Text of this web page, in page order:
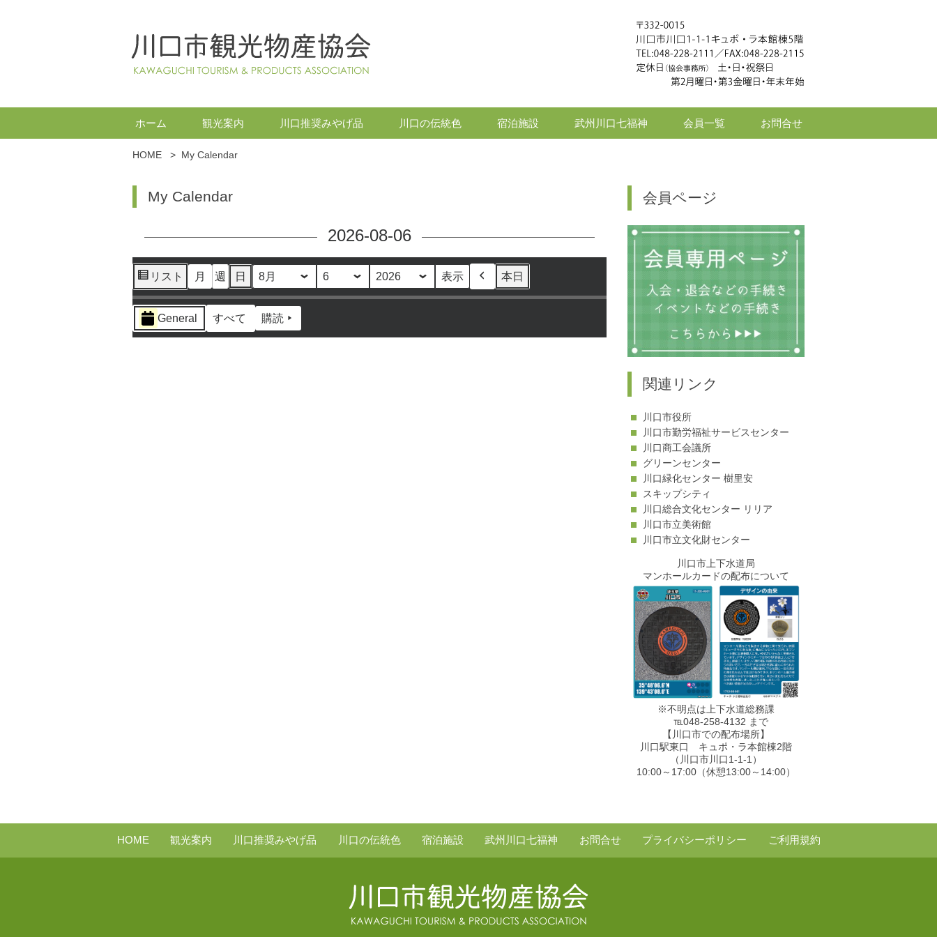
ホーム 観光案内 川口推奨みやげ品 川口の伝統色 宿泊施設 武州川口七福神 会員一覧 お問合せ
HOME > My Calendar
My Calendar
2026-08-06
リスト
示
月 週 日
月
日
年
へ
本日
イ
ベ
General すべて 購読
会員ページ
関連リンク
川口市役所
川口市勤労福祉サービスセンター
川口商工会議所
グリーンセンター
川口緑化センター 樹里安
スキップシティ
川口総合文化センター リリア
川口市立美術館
川口市立文化財センター
川口市上下水道局
マンホールカードの配布について
※不明点は上下水道総務課
℡048-258-4132 まで
【川口市での配布場所】
川口駅東口 キュポ・ラ本館棟2階
（川口市川口1-1-1）
10:00～17:00（休憩13:00～14:00）
HOME 観光案内 川口推奨みやげ品 川口の伝統色 宿泊施設 武州川口七福神 お問合せ プライバシーポリシー ご利用規約